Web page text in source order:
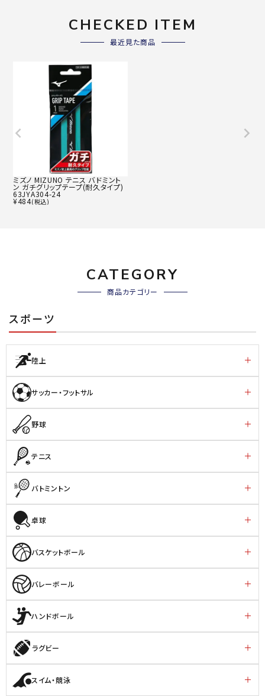
CHECKED ITEM
最近見た商品
ミズノ MIZUNO テニス バドミント
ン ガチグリップテープ(耐久タイプ)
63JYA304-24
¥484(税込)
CATEGORY
商品カテゴリー
スポーツ
陸上
サッカー・フットサル
野球
テニス
バトミントン
卓球
バスケットボール
バレーボール
ハンドボール
ラグビー
スイム・競泳